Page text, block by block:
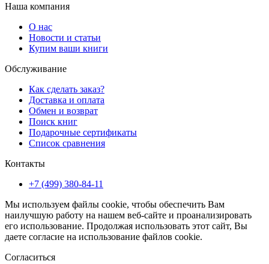
Наша компания
О нас
Новости и статьи
Купим ваши книги
Обслуживание
Как сделать заказ?
Доставка и оплата
Обмен и возврат
Поиск книг
Подарочные сертификаты
Список сравнения
Контакты
+7 (499) 380-84-11
Мы используем файлы cookie, чтобы обеспечить Вам
наилучшую работу на нашем веб-сайте и проанализировать
его использование. Продолжая использовать этот сайт, Вы
даете согласие на использование файлов cookie.
Согласиться